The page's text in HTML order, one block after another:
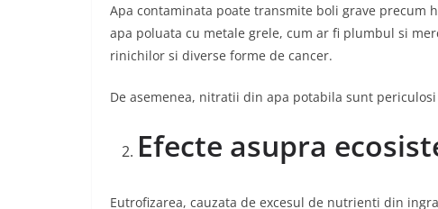
Apa contaminata poate transmite boli grave precum
apa poluata cu metale grele, cum ar fi plumbul si
rinichilor si diverse forme de cancer.
De asemenea, nitratii din apa potabila sunt
Efecte asupra
Eutrofizarea, cauzata de excesul de nutrienti din